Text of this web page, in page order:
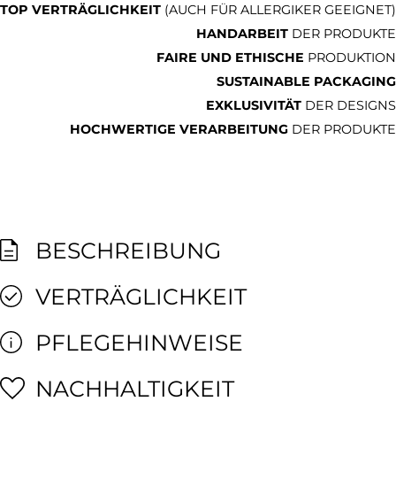
TOP VERTRÄGLICHKEIT (AUCH FÜR ALLERGIKER GEEIGNET)
HANDARBEIT DER PRODUKTE
FAIRE UND ETHISCHE PRODUKTION
SUSTAINABLE PACKAGING
EXKLUSIVITÄT DER DESIGNS
HOCHWERTIGE VERARBEITUNG DER PRODUKTE
BESCHREIBUNG
VERTRÄGLICHKEIT
PFLEGEHINWEISE
NACHHALTIGKEIT